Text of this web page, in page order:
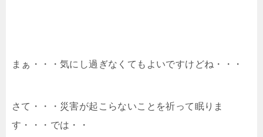
まぁ・・・気にし過ぎなくてもよいですけどね・・・
さて・・・災害が起こらないことを祈って眠りま
す・・・では・・